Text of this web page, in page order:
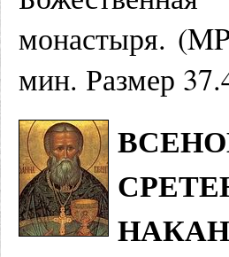
Собор
Курганская
Храм
Храм
монастыря.
мин. Размер